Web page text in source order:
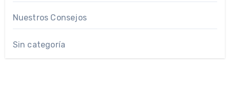
Nuestros Consejos
Sin categoría